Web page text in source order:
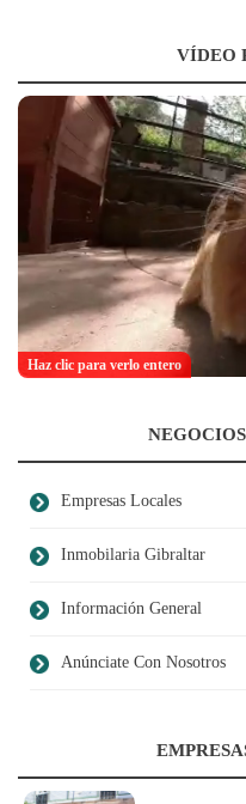
VÍDEO
Haz clic para verlo entero
Empresas Locales
Inmobilaria Gibraltar
Información General
Anúnciate Con Nosotros